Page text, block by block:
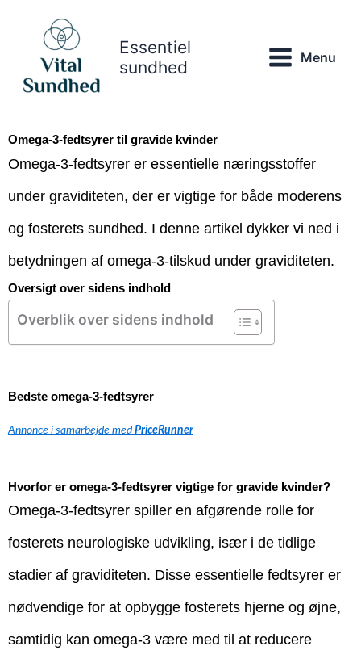
indholdet
Essentiel
sundhed
Menu
Omega-3-fedtsyrer til gravide kvinder
Omega-3-fedtsyrer er essentielle næringsstoffer
under graviditeten, der er vigtige for både moderens
og fosterets sundhed. I denne artikel dykker vi ned i
betydningen af omega-3-tilskud under graviditeten.
Oversigt over sidens indhold
Overblik over sidens indhold
Bedste omega-3-fedtsyrer
Annonce i samarbejde medPriceRunner
Hvorfor er omega-3-fedtsyrer vigtige for gravide kvinder?
Omega-3-fedtsyrer spiller en afgørende rolle for
fosterets neurologiske udvikling, især i de tidlige
stadier af graviditeten. Disse essentielle fedtsyrer er
nødvendige for at opbygge fosterets hjerne og øjne,
samtidig kan omega-3 være med til at reducere